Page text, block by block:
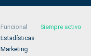
Funcional
Siempre activo
Estadísticas
Marketing